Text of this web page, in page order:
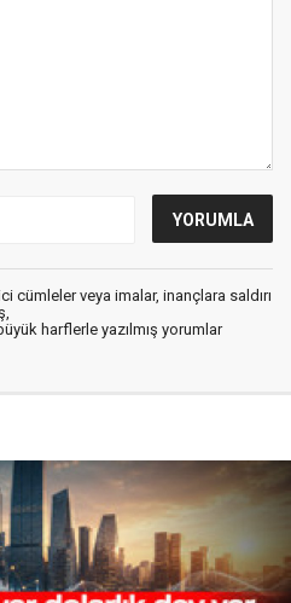
cümleler veya imalar, inançlara saldırı
harflerle yazılmış yorumlar